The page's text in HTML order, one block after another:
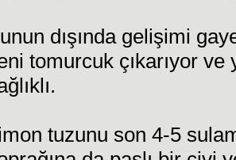
dışında gelişimi
tomurcuk çıkarıyor ve
tuzunu son 4-5